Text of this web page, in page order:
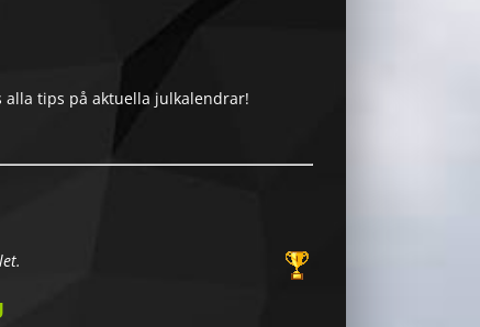
alla tips på aktuella julkalendrar!